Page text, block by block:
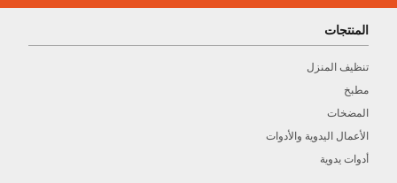
المنتجات
تنظيف المنزل
مطبخ
المضخات
الأعمال اليدوية والأدوات
أدوات يدوية